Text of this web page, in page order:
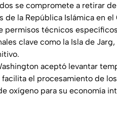
se compromete a retirar
la República Islámica en el
permisos técnicos
clave como la Isla de
aceptó levantar
el procesamiento de
oxígeno para su economía